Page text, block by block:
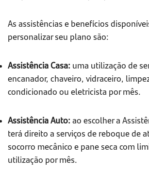
As assistências e benefícios
personalizar seu plano são:
Assistência Casa: uma utilização de
encanador, chaveiro, vidraceiro,
condicionado ou eletricista por mês.
Assistência Auto: ao escolher a
terá direito a serviços de reboque de
socorro mecânico e pane seca com
utilização por mês.